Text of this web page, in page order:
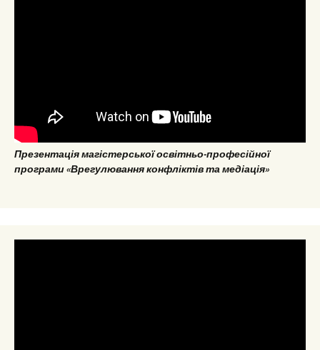
Презентація магістерської освітньо-професійної
програми «Врегулювання конфліктів та медіація»